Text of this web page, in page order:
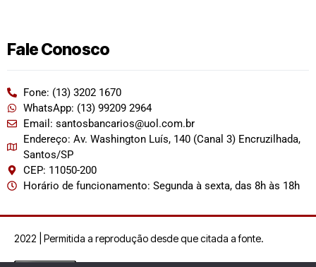
Fale Conosco
Fone: (13) 3202 1670
WhatsApp: (13) 99209 2964
Email: santosbancarios@uol.com.br
Endereço: Av. Washington Luís, 140 (Canal 3) Encruzilhada,
Santos/SP
CEP: 11050-200
Horário de funcionamento: Segunda à sexta, das 8h às 18h
2022 | Permitida a reprodução desde que citada a fonte.